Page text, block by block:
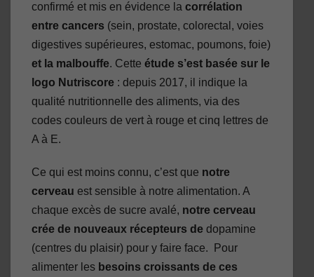
confirmé et mis en évidence la corrélation
entre cancers (sein, prostate, colorectal, voies
digestives supérieures, estomac, poumons, foie)
et la malbouffe. Cette étude s’est basée sur le
logo Nutriscore : depuis 2017, il indique la
qualité nutritionnelle des aliments, via des
codes couleurs de vert à rouge et cinq lettres de
A à E.
Ce qui est moins connu, c’est que notre
cerveau est sensible à notre alimentation. A
chaque excès de sucre avalé, notre cerveau
crée de nouveaux récepteurs de dopamine
(centres du plaisir) pour y faire face. Pour
alimenter les besoins croissants de ces